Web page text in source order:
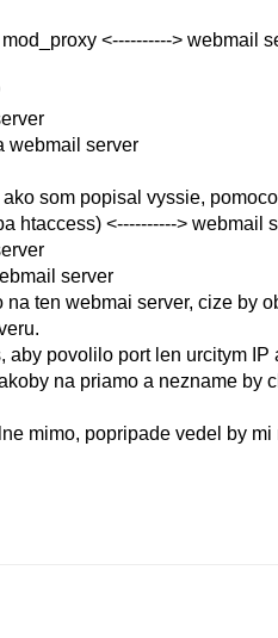
<----------> webmail
webmail server
som popisal vyssie,
htaccess) <----------> webmail
server
ten webmai server, cize by
povolilo port len urcitym
na priamo a nezname by
mimo, popripade vedel by